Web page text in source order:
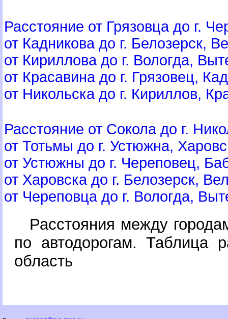
Расстояние от Грязовца до г.
от Кадникова до г. Белозерск,
от Кириллова до г. Вологда,
от Красавина до г. Грязовец,
от Никольска до г. Кириллов,
Расстояние от Сокола до г.
от Тотьмы до г. Устюжна,
от Устюжны до г. Череповец,
от Харовска до г. Белозерск,
от Череповца до г. Вологда,
Расстояния между
по автодорогам. Таблица
область